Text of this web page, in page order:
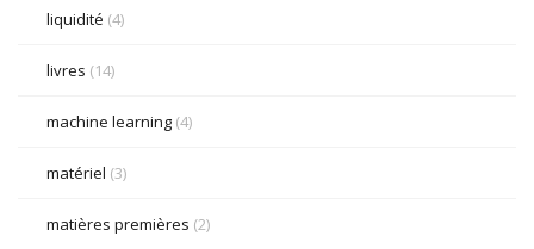
liquidité (4)
livres (14)
machine learning (4)
matériel (3)
matières premières (2)